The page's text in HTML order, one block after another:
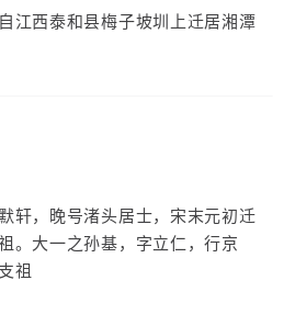
江西泰和县梅子坡圳上迁居湘潭
轩，晚号渚头居士，宋末元初迁
。大一之孙基，字立仁，行京
祖